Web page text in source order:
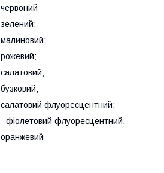
флуоресцентний;
фіолетовий флуоресцентний.